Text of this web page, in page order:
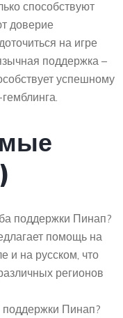
способствуют
доверие
на игре
поддержка –
успешному
поддержки Пинап?
помощь на
и на русском, что
регионов
поддержки Пинап?